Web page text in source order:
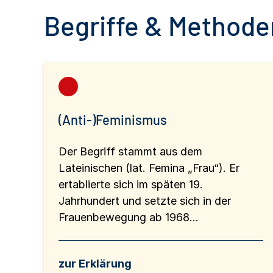
Begriffe &
(Anti-)Feminismus
Der Begriff stammt aus dem
Lateinischen (lat. Femina „Frau“). Er
ertablierte sich im späten 19.
Jahrhundert und setzte sich in der
Frauenbewegung ab 1968...
zur Erklärung